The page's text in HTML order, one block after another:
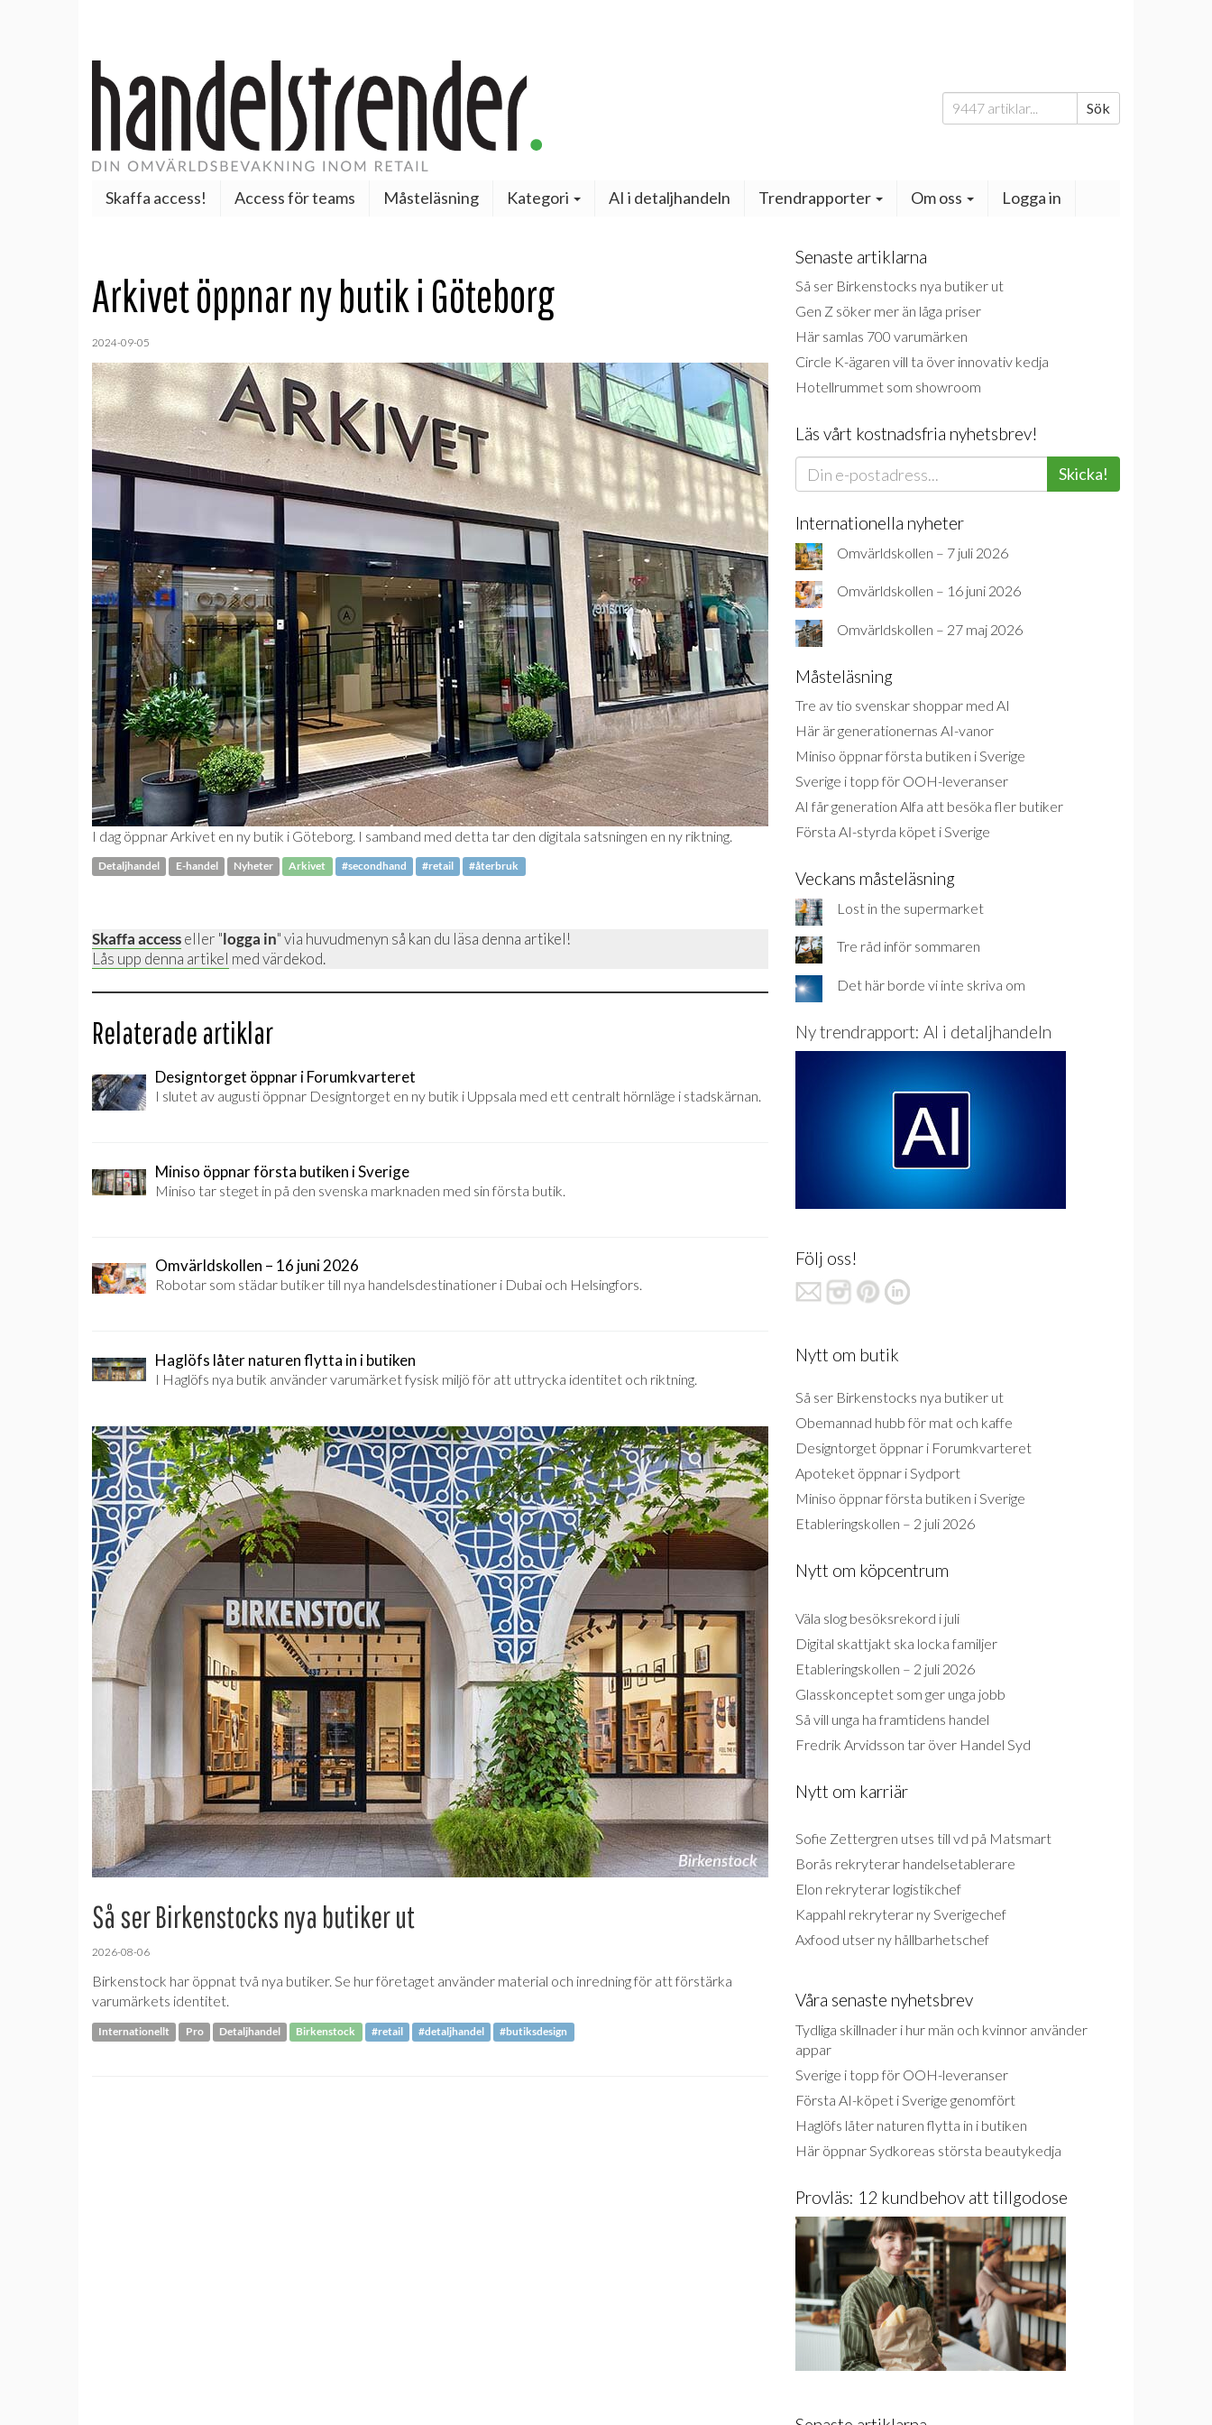
Sök
efter:
Sök
Skaffa access! Access för teams Måsteläsning Kategori AI i detaljhandeln Trendrapporter Om oss Logga in
Arkivet öppnar ny butik i Göteborg
2024-09-05
I dag öppnar Arkivet en ny butik i Göteborg. I samband med detta tar den digitala satsningen en ny riktning.
Detaljhandel E-handel Nyheter Arkivet #secondhand #retail #återbruk
Skaffa accesseller "logga in" via huvudmenyn så kan du läsa denna artikel!
Lås upp denna artikel med värdekod.
Relaterade artiklar
Designtorget öppnar i Forumkvarteret
I slutet av augusti öppnar Designtorget en ny butik i Uppsala med ett centralt hörnläge i stadskärnan.
Miniso öppnar första butiken i Sverige
Miniso tar steget in på den svenska marknaden med sin första butik.
Omvärldskollen – 16 juni 2026
Robotar som städar butiker till nya handelsdestinationer i Dubai och Helsingfors.
Haglöfs låter naturen flytta in i butiken
I Haglöfs nya butik använder varumärket fysisk miljö för att uttrycka identitet och riktning.
Så ser Birkenstocks nya butiker ut
2026-08-06
Birkenstock har öppnat två nya butiker. Se hur företaget använder material och inredning för att förstärka
varumärkets identitet.
Internationellt Pro Detaljhandel Birkenstock #retail #detaljhandel #butiksdesign
Senaste artiklarna
Så ser Birkenstocks nya butiker ut
Gen Z söker mer än låga priser
Här samlas 700 varumärken
Circle K-ägaren vill ta över innovativ kedja
Hotellrummet som showroom
Läs vårt kostnadsfria nyhetsbrev!
Skicka!
Internationella nyheter
Omvärldskollen – 7 juli 2026
Omvärldskollen – 16 juni 2026
Omvärldskollen – 27 maj 2026
Måsteläsning
Tre av tio svenskar shoppar med AI
Här är generationernas AI-vanor
Miniso öppnar första butiken i Sverige
Sverige i topp för OOH-leveranser
AI får generation Alfa att besöka fler butiker
Första AI-styrda köpet i Sverige
Veckans måsteläsning
Lost in the supermarket
Tre råd inför sommaren
Det här borde vi inte skriva om
Ny trendrapport: AI i detaljhandeln
Följ oss!
Nytt om butik
Så ser Birkenstocks nya butiker ut
Obemannad hubb för mat och kaffe
Designtorget öppnar i Forumkvarteret
Apoteket öppnar i Sydport
Miniso öppnar första butiken i Sverige
Etableringskollen – 2 juli 2026
Nytt om köpcentrum
Väla slog besöksrekord i juli
Digital skattjakt ska locka familjer
Etableringskollen – 2 juli 2026
Glasskonceptet som ger unga jobb
Så vill unga ha framtidens handel
Fredrik Arvidsson tar över Handel Syd
Nytt om karriär
Sofie Zettergren utses till vd på Matsmart
Borås rekryterar handelsetablerare
Elon rekryterar logistikchef
Kappahl rekryterar ny Sverigechef
Axfood utser ny hållbarhetschef
Våra senaste nyhetsbrev
Tydliga skillnader i hur män och kvinnor använder
appar
Sverige i topp för OOH-leveranser
Första AI-köpet i Sverige genomfört
Haglöfs låter naturen flytta in i butiken
Här öppnar Sydkoreas största beautykedja
Provläs: 12 kundbehov att tillgodose